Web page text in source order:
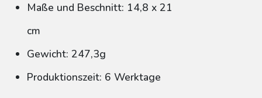
Maße und Beschnitt: 14,8 x 21
cm
Gewicht: 247,3g
Produktionszeit: 6 Werktage